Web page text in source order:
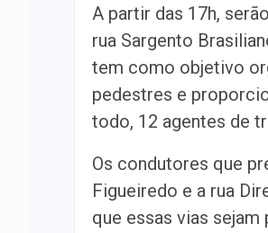
A partir das 17h,
rua Sargento
tem como objetivo
pedestres e
todo, 12 agentes de
Os condutores que
Figueiredo e a rua
que essas vias